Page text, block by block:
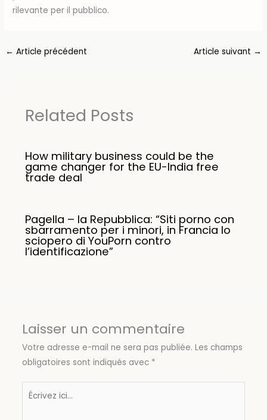
rilevante per il pubblico.
← Article précédent Article suivant →
Related Posts
How military business could be the
game changer for the EU-India free
trade deal
Pagella – la Repubblica: “Siti porno con
sbarramento per i minori, in Francia lo
sciopero di YouPorn contro
l’identificazione”
Laisser un commentaire
Votre adresse e-mail ne sera pas publiée. Les champs
obligatoires sont indiqués avec *
Écrivez